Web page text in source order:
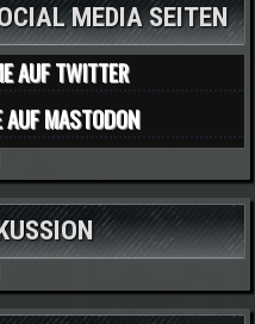
MEDIA SEITEN
AUF TWITTER
AUF MASTODON